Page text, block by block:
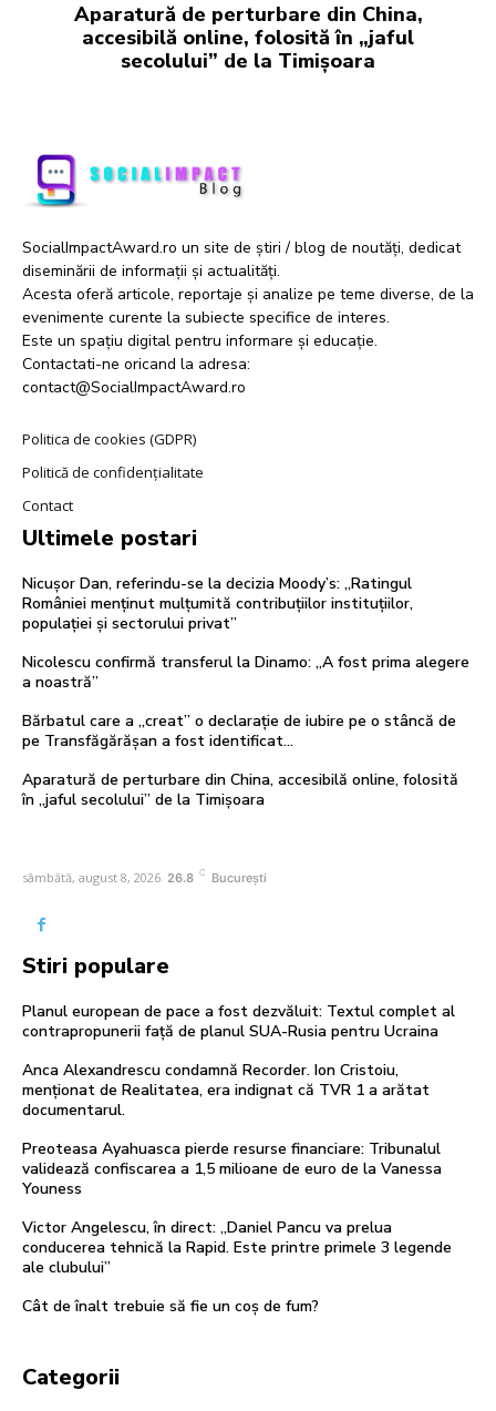
Aparatură de perturbare din China,
accesibilă online, folosită în „jaful
secolului” de la Timișoara
SocialImpactAward.ro un site de știri / blog de noutăți, dedicat
diseminării de informații și actualități.
Acesta oferă articole, reportaje și analize pe teme diverse, de la
evenimente curente la subiecte specifice de interes.
Este un spațiu digital pentru informare și educație.
Contactati-ne oricand la adresa:
contact@SocialImpactAward.ro
Politica de cookies (GDPR)
Politică de confidențialitate
Contact
Ultimele postari
Nicușor Dan, referindu-se la decizia Moody’s: „Ratingul
României menținut mulțumită contribuțiilor instituțiilor,
populației și sectorului privat”
Nicolescu confirmă transferul la Dinamo: „A fost prima alegere
a noastră”
Bărbatul care a „creat” o declarație de iubire pe o stâncă de
pe Transfăgărășan a fost identificat…
Aparatură de perturbare din China, accesibilă online, folosită
în „jaful secolului” de la Timișoara
sâmbătă, august 8, 2026 26.8 C București
Stiri populare
Planul european de pace a fost dezvăluit: Textul complet al
contrapropunerii față de planul SUA-Rusia pentru Ucraina
Anca Alexandrescu condamnă Recorder. Ion Cristoiu,
menționat de Realitatea, era indignat că TVR 1 a arătat
documentarul.
Preoteasa Ayahuasca pierde resurse financiare: Tribunalul
validează confiscarea a 1,5 milioane de euro de la Vanessa
Youness
Victor Angelescu, în direct: „Daniel Pancu va prelua
conducerea tehnică la Rapid. Este printre primele 3 legende
ale clubului”
Cât de înalt trebuie să fie un coș de fum?
Categorii